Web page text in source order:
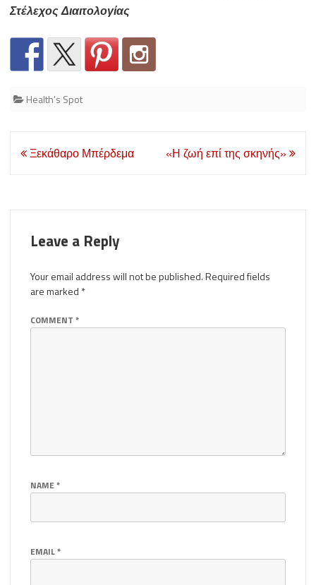
Στέλεχος Διαιτολογίας
Health's Spot
Post
Ξεκάθαρο Μπέρδεμα «Η ζωή επί της σκηνής»
Leave a Reply
Your email address will not be published.Required fields
are marked *
COMMENT *
NAME*
EMAIL*